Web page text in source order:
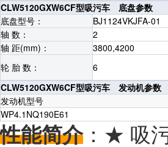
CLW5120GXW6CF型吸污车 底盘参数
底盘型号：
BJ1124VKJFA-01
轴 数：
2
轴 距(mm)：
3800,4200
轮 胎 数：
6
CLW5120GXW6CF型吸污车 发动机参数
发动机型号
WP4.1NQ190E61
性能简介：★ 吸